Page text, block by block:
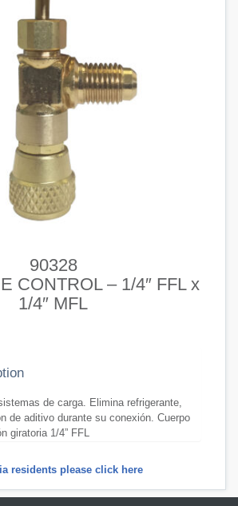
90328
CONTROL – 1/4″ FFL x
1/4″ MFL
de carga. Elimina refrigerante,
de aditivo durante su conexión. Cuerpo
giratoria 1/4” FFL
residents please click here